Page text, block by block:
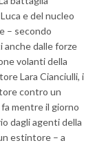
e del nucleo
– secondo
dalle forze
volanti della
Lara Cianciulli, i
contro un
mentre il giorno
dagli agenti della
estintore – a